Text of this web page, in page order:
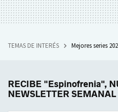
TEMAS DE INTERÉS Mejores series
RECIBE "Espinofrenia",
NEWSLETTER SEMANAL